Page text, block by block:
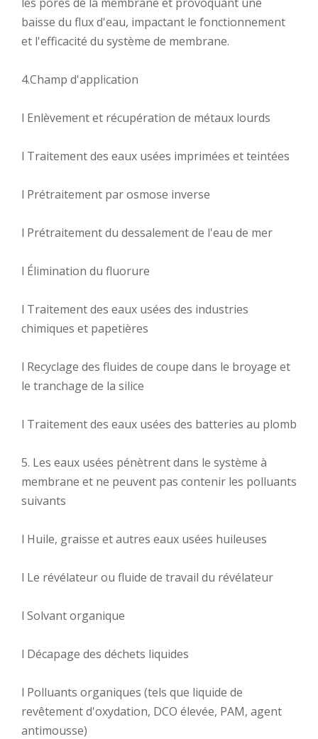
baisse du flux d'eau, impactant le fonctionnement
et l'efficacité du système de membrane.
4.Champ d'application
l Enlèvement et récupération de métaux lourds
l Traitement des eaux usées imprimées et teintées
l Prétraitement par osmose inverse
l Prétraitement du dessalement de l'eau de mer
l Élimination du fluorure
l Traitement des eaux usées des industries
chimiques et papetières
l Recyclage des fluides de coupe dans le broyage et
le tranchage de la silice
l Traitement des eaux usées des batteries au plomb
5. Les eaux usées pénètrent dans le système à
membrane et ne peuvent pas contenir les polluants
suivants
l Huile, graisse et autres eaux usées huileuses
l Le révélateur ou fluide de travail du révélateur
l Solvant organique
l Décapage des déchets liquides
l Polluants organiques (tels que liquide de
revêtement d'oxydation, DCO élevée, PAM, agent
antimousse)